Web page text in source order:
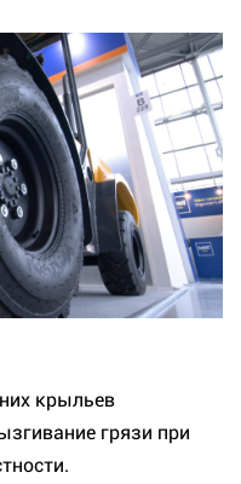
крыльев
грязи при